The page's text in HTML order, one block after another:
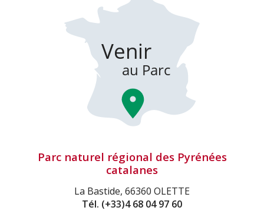
Parc naturel régional des Pyrénées
catalanes
La Bastide, 66360 OLETTE
Tél. (+33)4 68 04 97 60